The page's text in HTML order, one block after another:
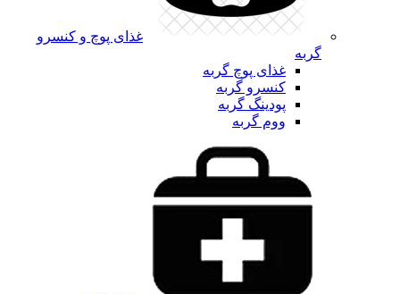
غذای پوچ و کنسرو
گربه
غذای پوچ گربه
کنسرو گربه
پودینگ گربه
ووم گربه